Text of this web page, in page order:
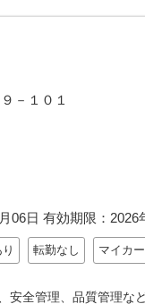
－１０１
06日 有効期限： 2026
転勤なし マイカ
安全管理、品質管理